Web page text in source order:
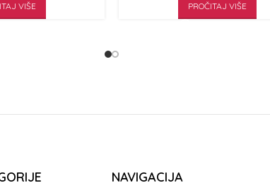
VIŠE PROČITAJ VIŠE
NAVIGACIJA